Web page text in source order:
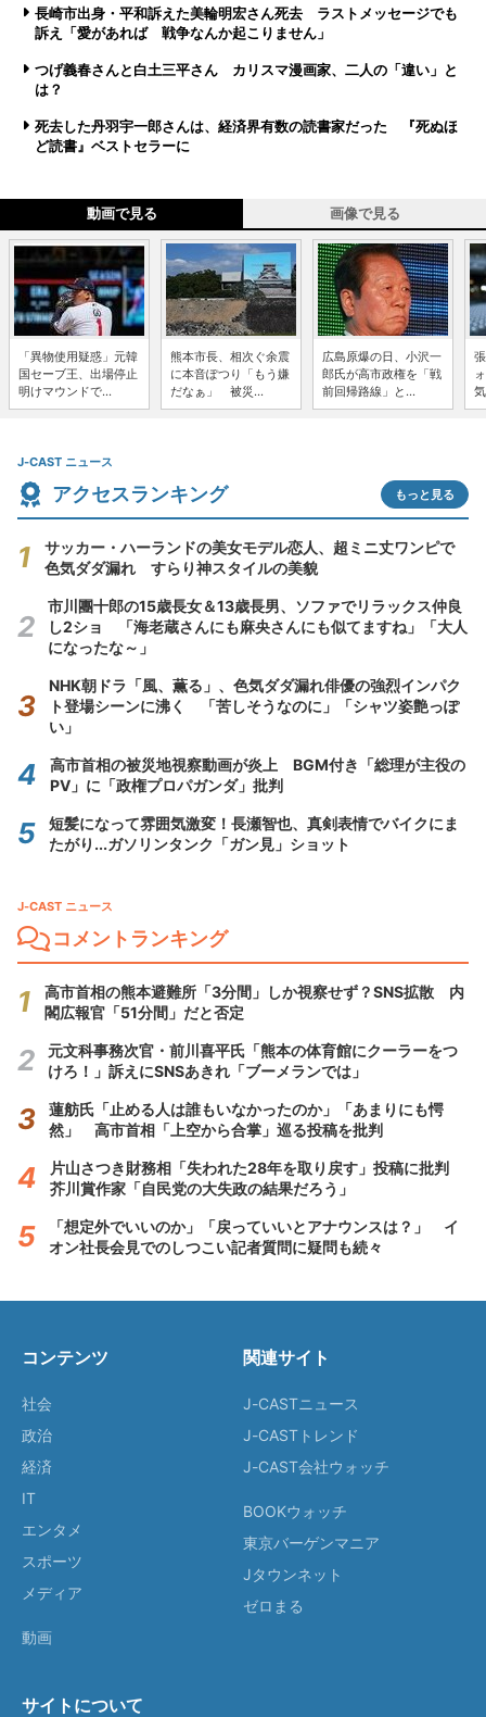
長崎市出身・平和訴えた美輪明宏さん死去 ラストメッセージでも
訴え「愛があれば 戦争なんか起こりません」
つげ義春さんと白土三平さん カリスマ漫画家、二人の「違い」と
は？
死去した丹羽宇一郎さんは、経済界有数の読書家だった 『死ぬほ
ど読書』ベストセラーに
動画で見る 画像で見る
「異物使用疑惑」元韓
国セーブ王、出場停止
明けマウンドで...
熊本市長、相次ぐ余震
に本音ぽつり「もう嫌
だなぁ」 被災...
広島原爆の日、小沢一
郎氏が高市政権を「戦
前回帰路線」と...
J-CAST ニュース
アクセスランキング もっと見る
サッカー・ハーランドの美女モデル恋人、超ミニ丈ワンピで
色気ダダ漏れ すらり神スタイルの美貌
市川團十郎の15歳長女＆13歳長男、ソファでリラックス仲良
し2ショ 「海老蔵さんにも麻央さんにも似てますね」「大人
になったな～」
NHK朝ドラ「風、薫る」、色気ダダ漏れ俳優の強烈インパク
ト登場シーンに沸く 「苦しそうなのに」「シャツ姿艶っぽ
い」
高市首相の被災地視察動画が炎上 BGM付き「総理が主役の
PV」に「政権プロパガンダ」批判
短髪になって雰囲気激変！長瀬智也、真剣表情でバイクにま
たがり...ガソリンタンク「ガン見」ショット
J-CAST ニュース
コメントランキング
高市首相の熊本避難所「3分間」しか視察せず？SNS拡散 内
閣広報官「51分間」だと否定
元文科事務次官・前川喜平氏「熊本の体育館にクーラーをつ
けろ！」訴えにSNSあきれ「ブーメランでは」
蓮舫氏「止める人は誰もいなかったのか」「あまりにも愕
然」 高市首相「上空から合掌」巡る投稿を批判
片山さつき財務相「失われた28年を取り戻す」投稿に批判
芥川賞作家「自民党の大失政の結果だろう」
「想定外でいいのか」「戻っていいとアナウンスは？」 イ
オン社長会見でのしつこい記者質問に疑問も続々
コンテンツ
社会
政治
経済
IT
エンタメ
スポーツ
メディア
動画
関連サイト
J-CASTニュース
J-CASTトレンド
J-CAST会社ウォッチ
BOOKウォッチ
東京バーゲンマニア
Jタウンネット
ゼロまる
サイトについて